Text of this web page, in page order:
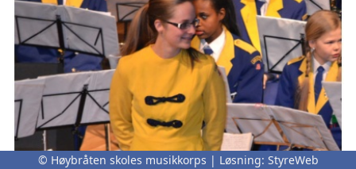
© Høybråten skoles musikkorps | Løsning: StyreWeb